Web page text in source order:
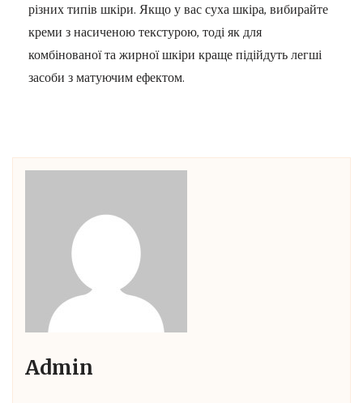
різних типів шкіри. Якщо у вас суха шкіра, вибирайте
креми з насиченою текстурою, тоді як для
комбінованої та жирної шкіри краще підійдуть легші
засоби з матуючим ефектом.
Admin